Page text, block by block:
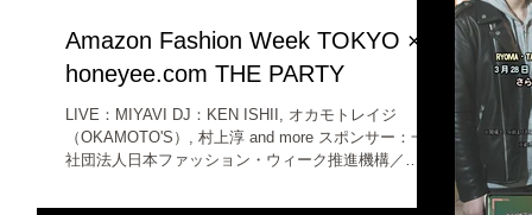
Amazon Fashion Week TOKYO ×
honeyee.com THE PARTY
LIVE：MIYAVI DJ：KEN ISHII, オカモトレイジ
（OKAMOTO'S）, 村上淳 and more スポンサー：一般
社団法人日本ファッション・ウィーク推進機構／
『THE...